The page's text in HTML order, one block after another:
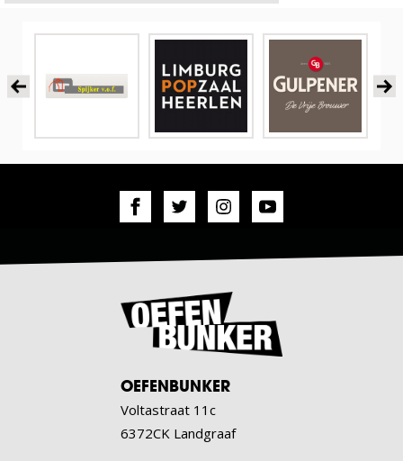
OEFENBUNKER
Voltastraat 11c
6372CK Landgraaf